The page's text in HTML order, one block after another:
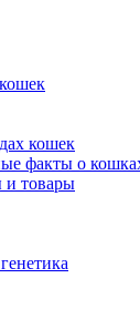
кошек
факты о
и товары